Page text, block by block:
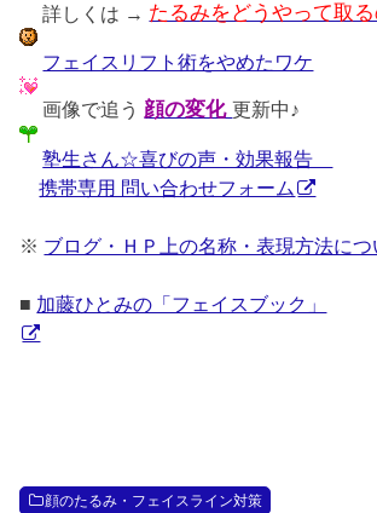
詳しくは → たるみをどうやって取る
フェイスリフト術をやめたワケ
画像で追う 顔の変化更新中♪
塾生さん☆喜びの声・効果報告
携帯専用 問い合わせフォーム
※ ブログ・ＨＰ上の名称・表現方法につ
■ 加藤ひとみの「フェイスブック」
顔のたるみ・フェイスライン対策